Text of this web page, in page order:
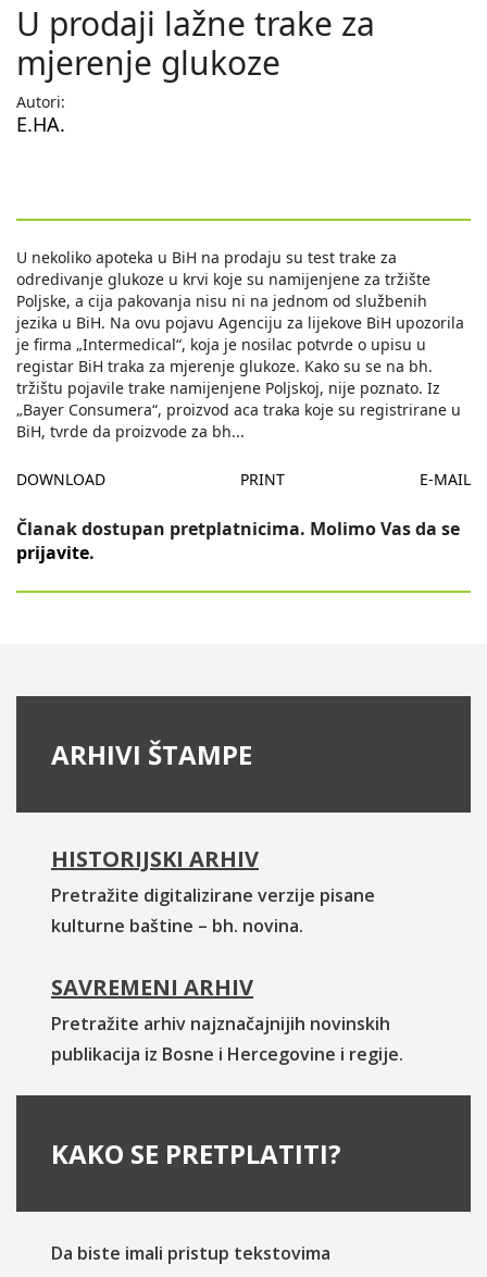
U prodaji lažne trake za
mjerenje glukoze
Autori:
E.HA.
U nekoliko apoteka u BiH na prodaju su test trake za
odredivanje glukoze u krvi koje su namijenjene za tržište
Poljske, a cija pakovanja nisu ni na jednom od službenih
jezika u BiH. Na ovu pojavu Agenciju za lijekove BiH upozorila
je firma „Intermedical“, koja je nosilac potvrde o upisu u
registar BiH traka za mjerenje glukoze. Kako su se na bh.
tržištu pojavile trake namijenjene Poljskoj, nije poznato. Iz
„Bayer Consumera“, proizvod aca traka koje su registrirane u
BiH, tvrde da proizvode za bh...
DOWNLOAD PRINT E-MAIL
Članak dostupan pretplatnicima. Molimo Vas da se
prijavite.
ARHIVI ŠTAMPE
HISTORIJSKI ARHIV
Pretražite digitalizirane verzije pisane
kulturne baštine – bh. novina.
SAVREMENI ARHIV
Pretražite arhiv najznačajnijih novinskih
publikacija iz Bosne i Hercegovine i regije.
KAKO SE PRETPLATITI?
Da biste imali pristup tekstovima